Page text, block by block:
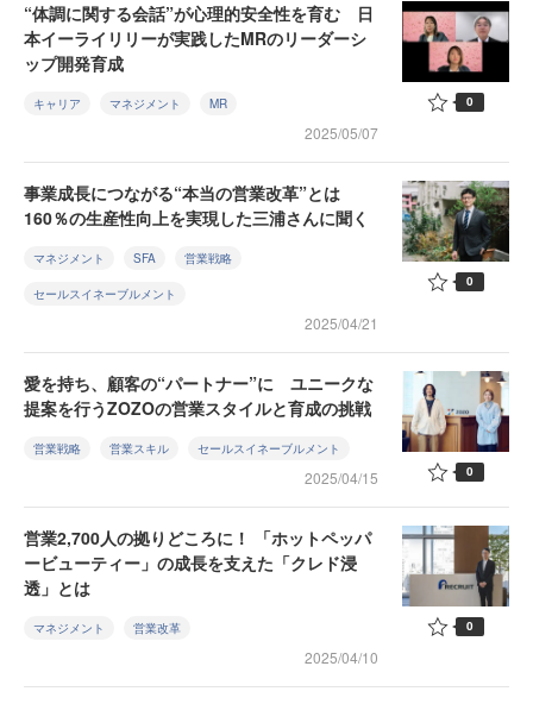
“体調に関する会話”が心理的安全性を育む 日
本イーライリリーが実践したMRのリーダーシ
ップ開発育成
キャリア マネジメント MR
2025/05/07
0
事業成長につながる“本当の営業改革”とは
160％の生産性向上を実現した三浦さんに聞く
マネジメント SFA 営業戦略
セールスイネーブルメント
2025/04/21
0
愛を持ち、顧客の“パートナー”に ユニークな
提案を行うZOZOの営業スタイルと育成の挑戦
営業戦略 営業スキル セールスイネーブルメント
2025/04/15 0
営業2,700人の拠りどころに！ 「ホットペッパ
ービューティー」の成長を支えた「クレド浸
透」とは
マネジメント 営業改革
2025/04/10
0